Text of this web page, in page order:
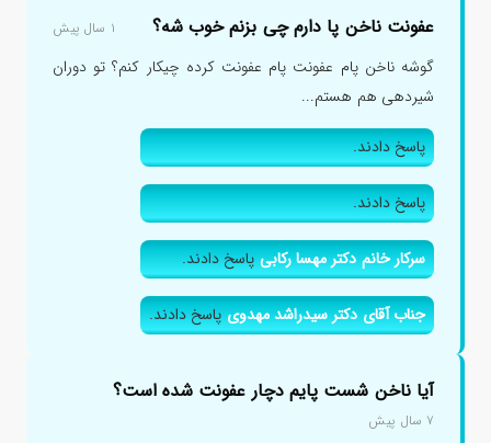
عفونت ناخن پا دارم چی بزنم خوب شه؟ ۱ سال پیش
گوشه ناخن پام عفونت پام عفونت کرده چیکار کنم؟ تو دوران
شیردهی هم هستم...
پاسخ دادند.
پاسخ دادند.
سرکار خانم دکتر مهسا رکابیپاسخ دادند.
جناب آقای دکتر سیدراشد مهدویپاسخ دادند.
آیا ناخن شست پایم دچار عفونت شده است؟
۷ سال پیش